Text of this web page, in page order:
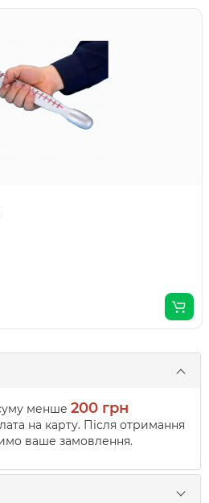
менше 200 грн
на карту. Після отримання
ваше замовлення.